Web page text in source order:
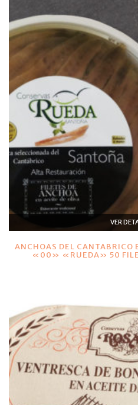
VER
ANCHOAS DEL CANTABRICO
«00» «RUEDA» 50